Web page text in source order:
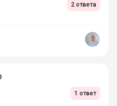
2 ответа
1 ответ